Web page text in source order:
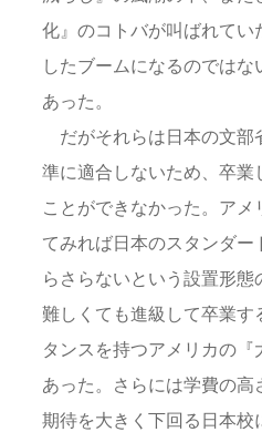
化』のコトバが叫ばれてい
したブームになるのでは
あった。
だがそれらは日本の文部
準に適合しないため、卒業
ことができなかった。アメ
てみれば日本のスタンダー
らさらないという設置形
難しくても進級して卒業す
タンスを持つアメリカの
あった。さらには学費の
期待を大きく下回る日本校